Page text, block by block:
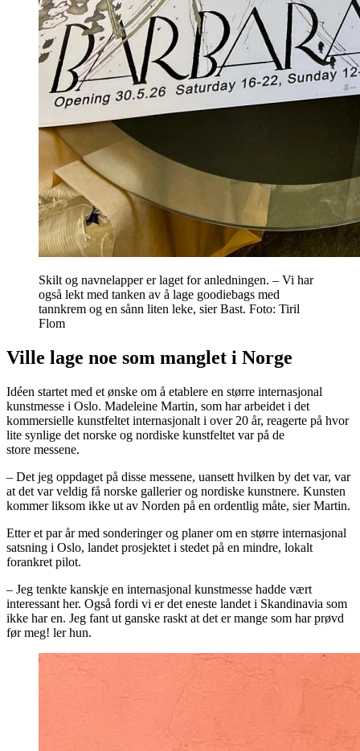
Skilt og navnelapper er laget for anledningen. – Vi har
også lekt med tanken av å lage goodiebags med
tannkrem og en sånn liten leke, sier Bast. Foto: Tiril
Flom
Ville lage noe som manglet i Norge
Idéen startet med et ønske om å etablere en større internasjonal
kunstmesse i Oslo. Madeleine Martin, som har arbeidet i det
kommersielle kunstfeltet internasjonalt i over 20 år, reagerte på hvor
lite synlige det norske og nordiske kunstfeltet var på de
store messene.
– Det jeg oppdaget på disse messene, uansett hvilken by det var, var
at det var veldig få norske gallerier og nordiske kunstnere. Kunsten
kommer liksom ikke ut av Norden på en ordentlig måte, sier Martin.
Etter et par år med sonderinger og planer om en større internasjonal
satsning i Oslo, landet prosjektet i stedet på en mindre, lokalt
forankret pilot.
– Jeg tenkte kanskje en internasjonal kunstmesse hadde vært
interessant her. Også fordi vi er det eneste landet i Skandinavia som
ikke har en. Jeg fant ut ganske raskt at det er mange som har prøvd
før meg! ler hun.